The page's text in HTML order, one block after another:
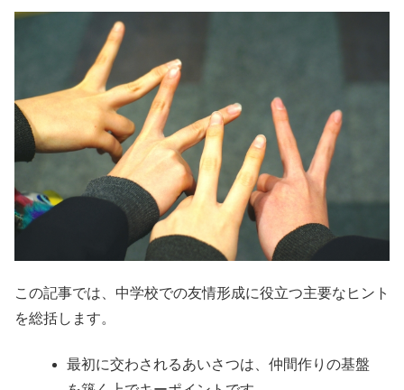
この記事では、中学校での友情形成に役立つ主要なヒント
を総括します。
最初に交わされるあいさつは、仲間作りの基盤